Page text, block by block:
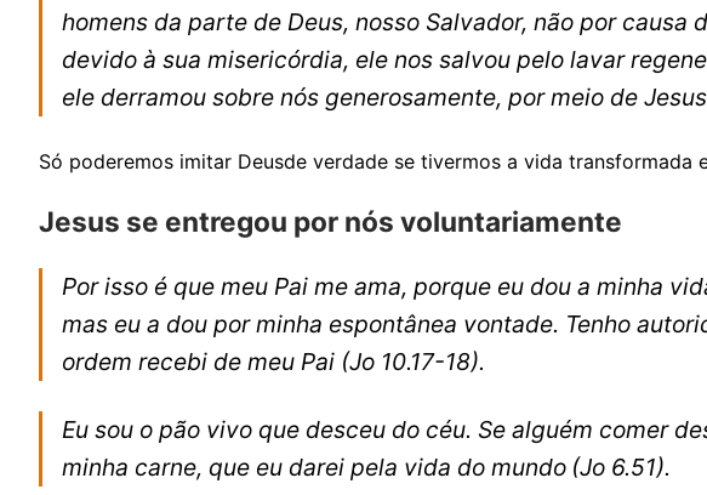
homens da parte de Deus, nosso Salvador, não por
devido à sua misericórdia, ele nos salvou pelo lavar
ele derramou sobre nós generosamente, por meio de
Só poderemos imitar Deusde verdade se tivermos a vida transformada
Jesus se entregou por nós voluntariamente
Por isso é que meu Pai me ama, porque eu dou a minha
mas eu a dou por minha espontânea vontade. Tenho
ordem recebi de meu Pai (Jo 10.17-18).
Eu sou o pão vivo que desceu do céu. Se alguém comer
minha carne, que eu darei pela vida do mundo (Jo 6.51).